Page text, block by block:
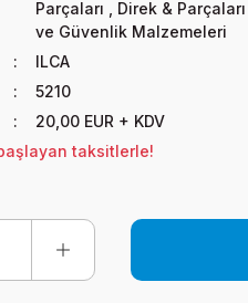
Parçaları
Direk & Parçaları
ve Güvenlik Malzemeleri
ILCA
5210
20,00 EUR + KDV
taksitlerle!